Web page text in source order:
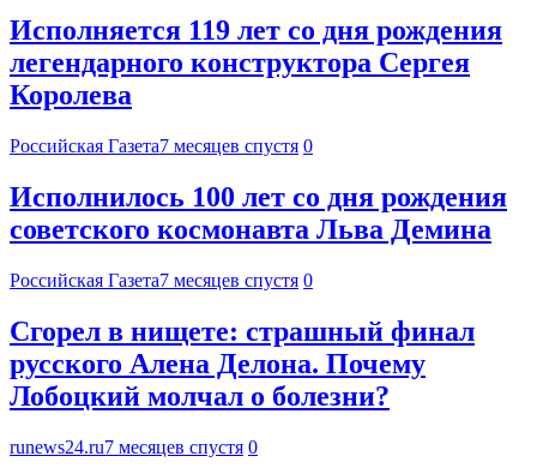
Исполняется 119 лет со дня рождения
легендарного конструктора Сергея
Королева
Российская Газета7 месяцев спустя 0
Исполнилось 100 лет со дня рождения
советского космонавта Льва Демина
Российская Газета7 месяцев спустя 0
Сгорел в нищете: страшный финал
русского Алена Делона. Почему
Лобоцкий молчал о болезни?
runews24.ru7 месяцев спустя 0